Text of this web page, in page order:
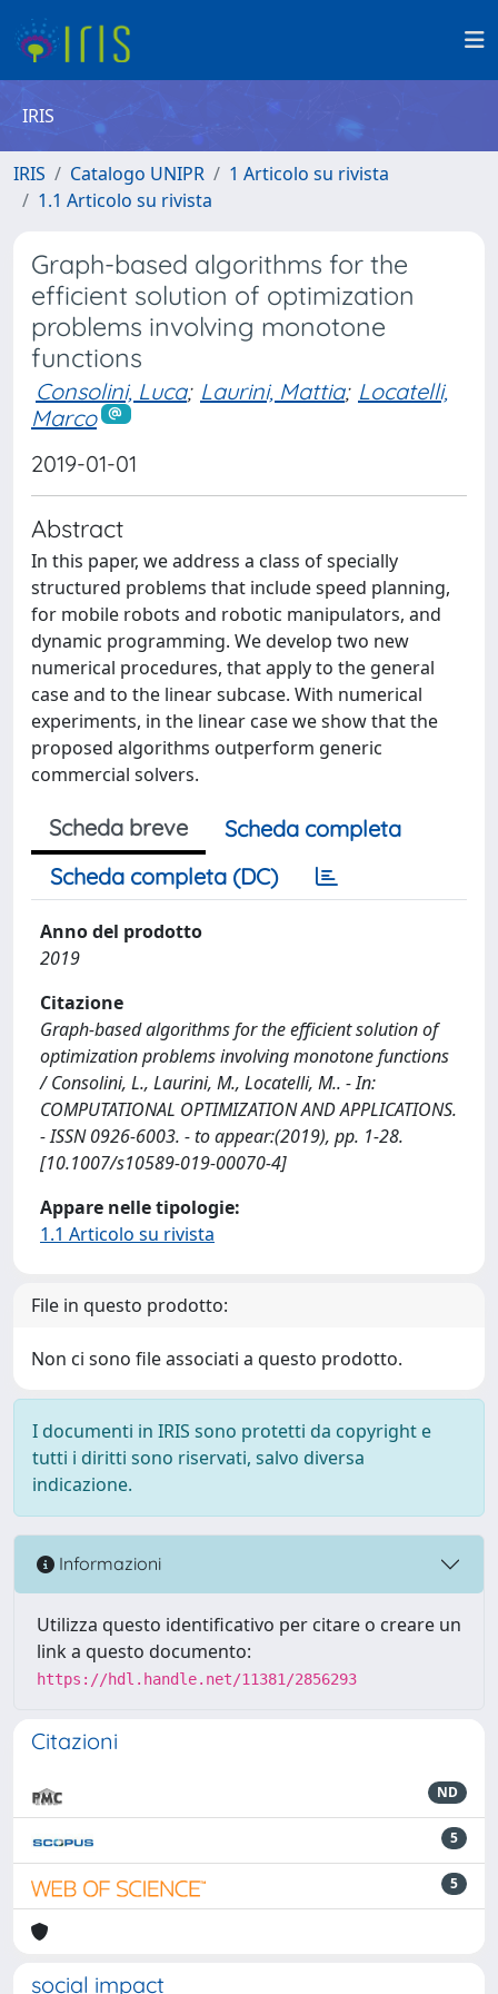
IRIS
IRIS Catalogo UNIPR
1 Articolo su rivista
1.1 Articolo su rivista
Graph-based algorithms for the
efficient solution of optimization
problems involving monotone
functions
Consolini, Luca; Laurini, Mattia; Locatelli,
Marco
2019-01-01
Abstract
In this paper, we address a class of specially
structured problems that include speed planning,
for mobile robots and robotic manipulators, and
dynamic programming. We develop two new
numerical procedures, that apply to the general
case and to the linear subcase. With numerical
experiments, in the linear case we show that the
proposed algorithms outperform generic
commercial solvers.
Scheda breve
Scheda completa
Scheda completa (DC)
Anno del prodotto
2019
Citazione
Graph-based algorithms for the efficient solution of
optimization problems involving monotone functions
/ Consolini, L., Laurini, M., Locatelli, M.. - In:
COMPUTATIONAL OPTIMIZATION AND APPLICATIONS.
- ISSN 0926-6003. - to appear:(2019), pp. 1-28.
[10.1007/s10589-019-00070-4]
Appare nelle tipologie:
1.1 Articolo su rivista
File in questo prodotto:
Non ci sono file associati a questo prodotto.
I documenti in IRIS sono protetti da copyright e
tutti i diritti sono riservati, salvo diversa
indicazione.
Informazioni
Utilizza questo identificativo per citare o creare un
link a questo documento:
https://hdl.handle.net/11381/2856293
Citazioni
ND
5
5
social impact